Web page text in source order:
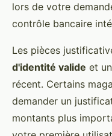
lors de votre
contrôle bancaire
Les pièces
d'identité valide et
récent. Certains
demander un
montants plus